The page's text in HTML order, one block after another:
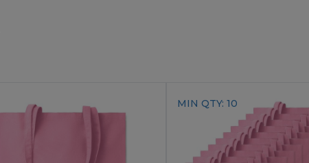
MIN QTY: 10